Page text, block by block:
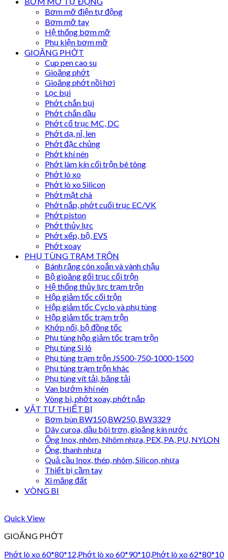
Bơm mỡ điện tự động
Bơm mỡ tay
Hệ thống bơm mỡ
Phụ kiện bơm mỡ
GIOĂNG PHỚT
Cup pen cao su
Gioăng phớt
Gioăng phớt nồi hơi
Lọc bụi
Phớt chắn bụi
Phớt chắn dầu
Phớt cổ trục MC, DC
Phớt dạ, nỉ, len
Phớt đặc chủng
Phớt khí nén
Phớt làm kín cối trộn bê tông
Phớt lò xo
Phớt lò xo Silicon
Phớt mặt chà
Phớt nắp, phớt cuối trục EC/VK
Phớt piston
Phớt thủy lực
Phớt xếp, bộ, EVS
Phớt xoay
PHỤ TÙNG TRẠM TRỘN
Bánh răng côn xoắn và vành chậu
Bộ gioăng gối trục cối trộn
Hệ thống thủy lực trạm trộn
Hộp giảm tốc cối trộn
Hộp giảm tốc Cyclo và phụ tùng
Hộp giảm tốc trạm trộn
Khớp nối, bộ đồng tốc
Phụ tùng hộp giảm tốc trạm trộn
Phụ tùng Si lô
Phụ tùng trạm trộn JS500-750-1000-1500
Phụ tùng trạm trộn khác
Phụ tùng vít tải, băng tải
Van bướm khí nén
Vòng bi, phớt xoay, phớt nắp
VẬT TƯ THIẾT BỊ
Bơm bùn BW150,BW250, BW3329
Dây curoa, dầu bôi trơn, gioăng kín nước
Ống Inox, nhôm, Nhôm nhựa, PEX, PA, PU, NYLON
Ống, thanh nhựa
Quả cầu Inox, thép, nhôm, Silicon, nhựa
Thiết bị cầm tay
Xi măng đất
VÒNG BI
Quick View
GIOĂNG PHỚT
Phớt lò xo 60*80*12,Phớt lò xo 60*90*10,Phớt lò xo 62*80*10